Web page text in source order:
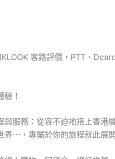
客路評價，PTT、
！
與服務：從容不迫地搭上香港
界⋯，專屬於你的旅程就此展開